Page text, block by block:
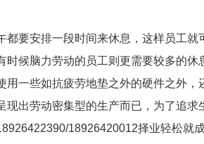
都要安排一段时间来休息，这样员工就
时候脑力劳动的员工则更需要较多的休
用一些如抗疲劳地垫之外的硬件之外，
现出劳动密集型的生产而已，为了追求
18926420012择业轻松就